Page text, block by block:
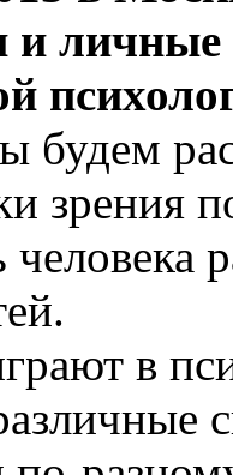
и
будем
зрения
в